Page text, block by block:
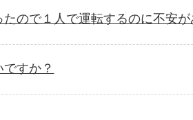
ので１人で運転するのに不安
すか？